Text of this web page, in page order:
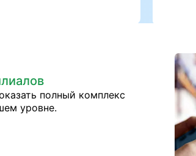
полный комплекс
уровне.